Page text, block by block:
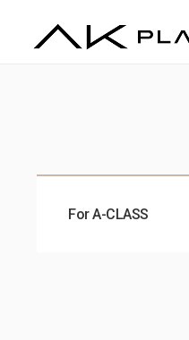
For A-CLASS